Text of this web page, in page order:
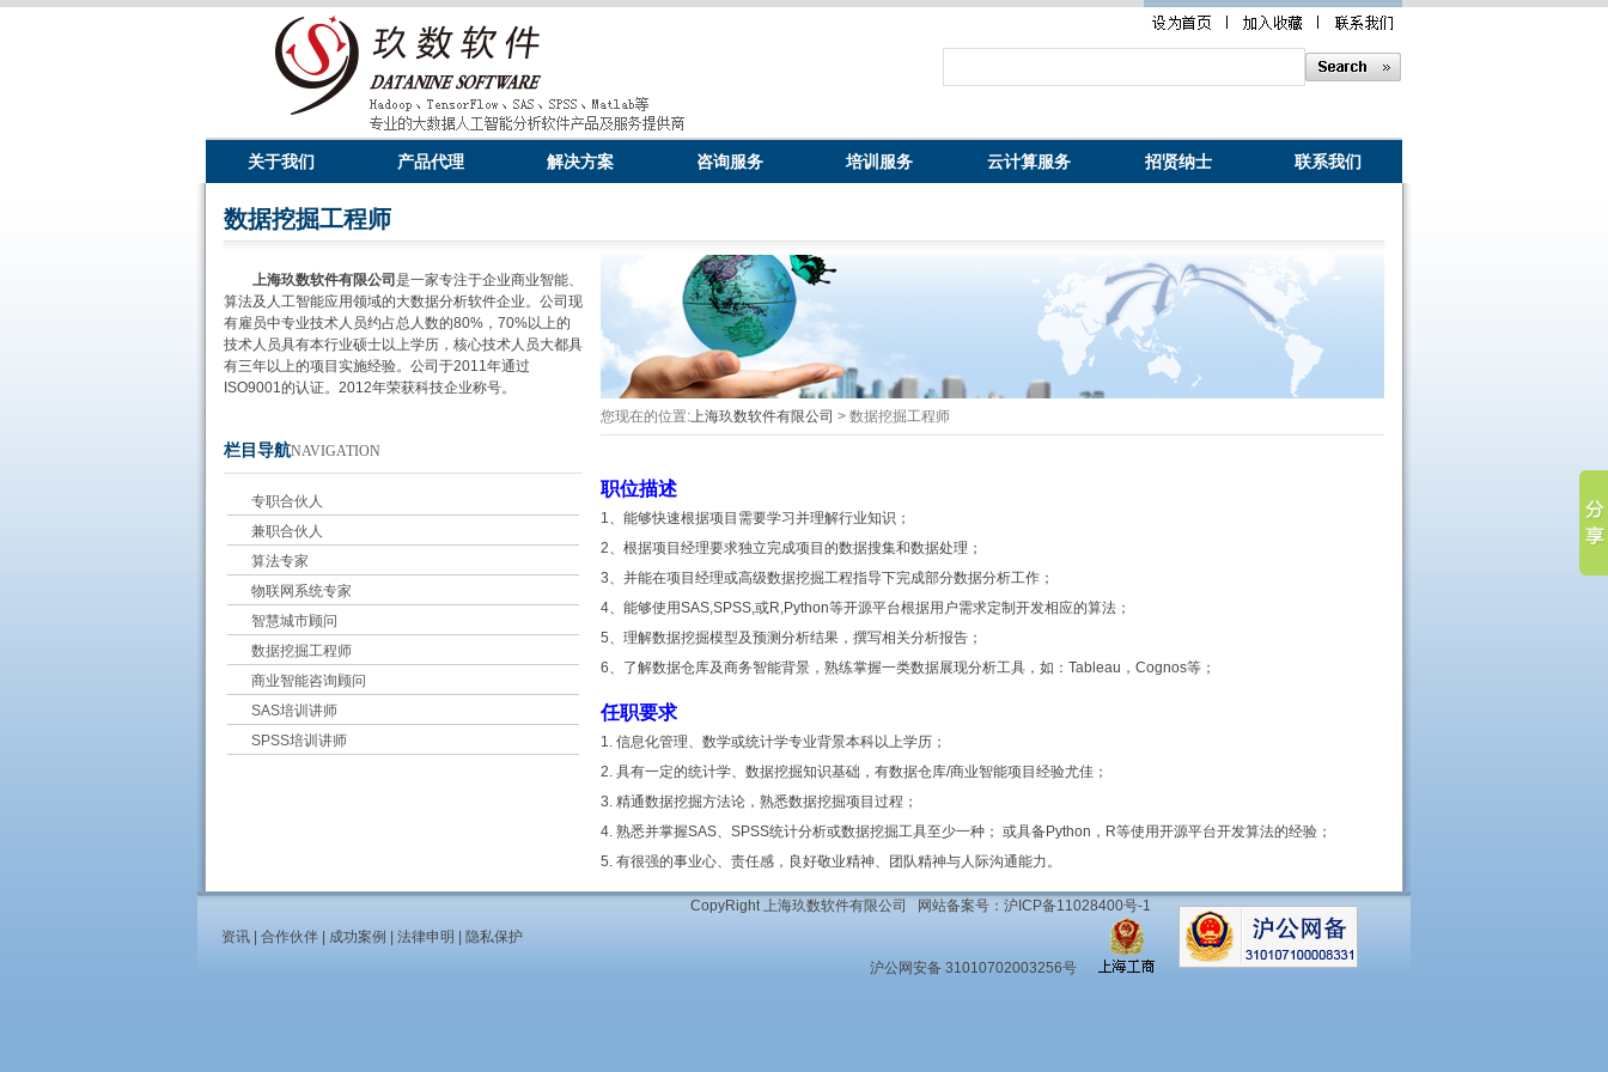
关于我们 产品代理 解决方案 咨询服务 培训服务 云计算服务 招贤纳士 联系我们
数据挖掘工程师
上海玖数软件有限公司 是一家专注于企业商业智能、
算法及人工智能应用领域的大数据分析软件企业。公司现
有雇员中专业技术人员约占总人数的80%，70%以上的
技术人员具有本行业硕士以上学历，核心技术人员大都具
有三年以上的项目实施经验。公司于2011年通过
ISO9001的认证。2012年荣获科技企业称号。
栏目导航NAVIGATION
专职合伙人
兼职合伙人
算法专家
物联网系统专家
智慧城市顾问
数据挖掘工程师
商业智能咨询顾问
SAS培训讲师
SPSS培训讲师
您现在的位置:上海玖数软件有限公司 > 数据挖掘工程师
职位描述
1、能够快速根据项目需要学习并理解行业知识；
2、根据项目经理要求独立完成项目的数据搜集和数据处理；
3、并能在项目经理或高级数据挖掘工程指导下完成部分数据分析工作；
4、能够使用SAS,SPSS,或R,Python等开源平台根据用户需求定制开发相应的算法；
5、理解数据挖掘模型及预测分析结果，撰写相关分析报告；
6、了解数据仓库及商务智能背景，熟练掌握一类数据展现分析工具，如：Tableau，Cognos等；
任职要求
1. 信息化管理、数学或统计学专业背景本科以上学历；
2. 具有一定的统计学、数据挖掘知识基础，有数据仓库/商业智能项目经验尤佳；
3. 精通数据挖掘方法论，熟悉数据挖掘项目过程；
4. 熟悉并掌握SAS、SPSS统计分析或数据挖掘工具至少一种； 或具备Python，R等使用开源平台开发算法的经验；
5. 有很强的事业心、责任感，良好敬业精神、团队精神与人际沟通能力。
资讯| 合作伙伴| 成功案例 法律申明 隐私保护
CopyRight 上海玖数软件有限公司 网站备案号： 沪ICP备11028400号-1
沪公网安备 31010702003256号